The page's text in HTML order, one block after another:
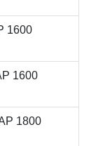
1600
1600
1800